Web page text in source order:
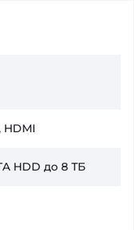
HDMI
HDD до 8 ТБ